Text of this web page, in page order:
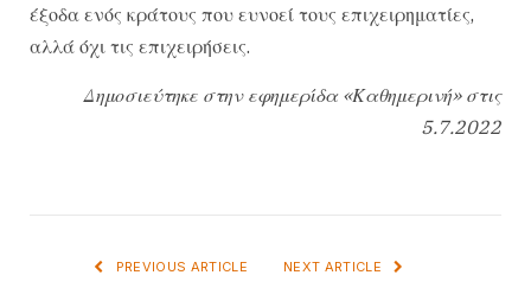
έξοδα ενός κράτους που ευνοεί τους επιχειρηματίες,
αλλά όχι τις επιχειρήσεις.
Δημοσιεύτηκε στην εφημερίδα «Καθημερινή» στις
5.7.2022
PREVIOUS ARTICLE NEXT ARTICLE